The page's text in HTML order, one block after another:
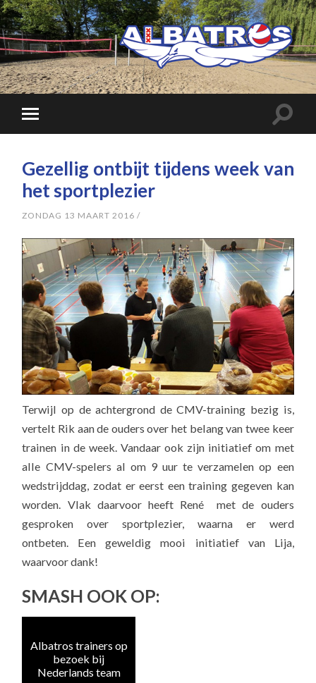
Gezellig ontbijt tijdens week van
het sportplezier
ZONDAG 13 MAART 2016 /
Terwijl op de achtergrond de CMV-training bezig is,
vertelt Rik aan de ouders over het belang van twee keer
trainen in de week. Vandaar ook zijn initiatief om met
alle CMV-spelers al om 9 uur te verzamelen op een
wedstrijddag, zodat er eerst een training gegeven kan
worden. Vlak daarvoor heeft René met de ouders
gesproken over sportplezier, waarna er werd
ontbeten. Een geweldig mooi initiatief van Lija,
waarvoor dank!
SMASH OOK OP:
Albatros trainers op
bezoek bij
Nederlands team